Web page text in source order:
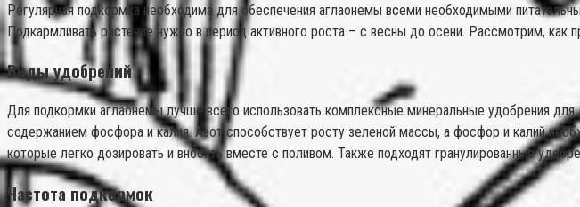
Регулярная подкормка необходима для обеспечения аглаонемы всеми необходимыми
Подкармливать растение нужно в период активного роста – с весны до осени. Рассмотрим, как
Виды удобрений
Для подкормки аглаонемы лучше всего использовать комплексные минеральные удобрения
содержанием фосфора и калия. Азот способствует росту зеленой массы, а фосфор и калий
которые легко дозировать и вносить вместе с поливом. Также подходят гранулированные
Частота подкормок